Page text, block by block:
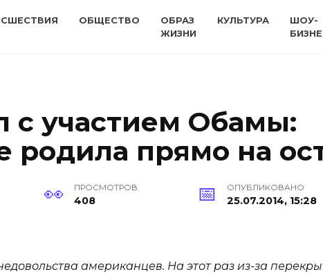
ОБЩЕСТВО
ОБРАЗ
ЖИЗНИ
КУЛЬТУРА
ШОУ-
с участием Обамы:
родила прямо на
ПРОСМОТРОВ
408
ОПУБЛИКОВАНО
25.07.2014, 15:28
американцев. На этот раз из-за